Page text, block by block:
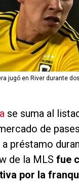
jugó en River durante
se suma al
de
préstamo
de la MLS fue
por la